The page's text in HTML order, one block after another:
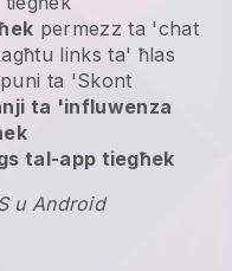
permezz ta 'chat
links ta' ħlas
ta 'Skont
ta 'influwenza
tal-app tiegħek
u Android